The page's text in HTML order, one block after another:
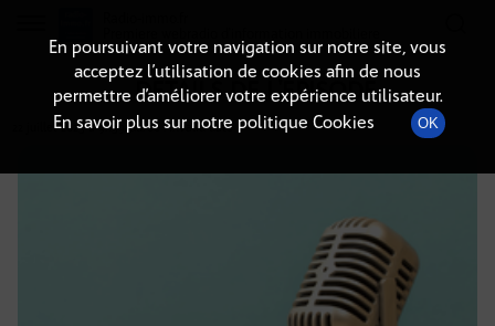
DÉTAILS DE L'ÉPISODE
22 juillet 2025à 9h59 , durée : Invalid date
En poursuivant votre navigation sur notre site, vous
acceptez l’utilisation de cookies afin de nous
permettre d’améliorer votre expérience utilisateur.
En savoir plus sur notre politique Cookies
OK